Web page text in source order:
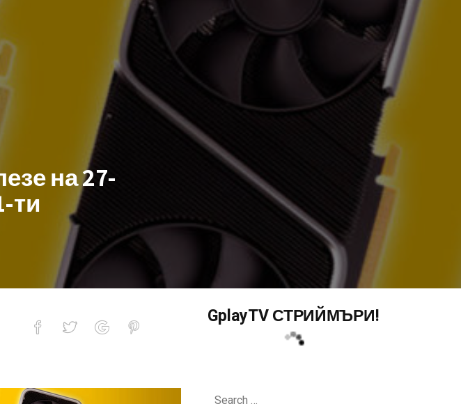
на 27-
ти
януари, RTX 3070 Ti 16GB на 11-ти януари
GplayTV СТРИЙМЪРИ!